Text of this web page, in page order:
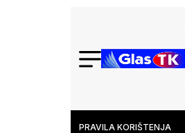
PRAVILA KORIŠTENJA